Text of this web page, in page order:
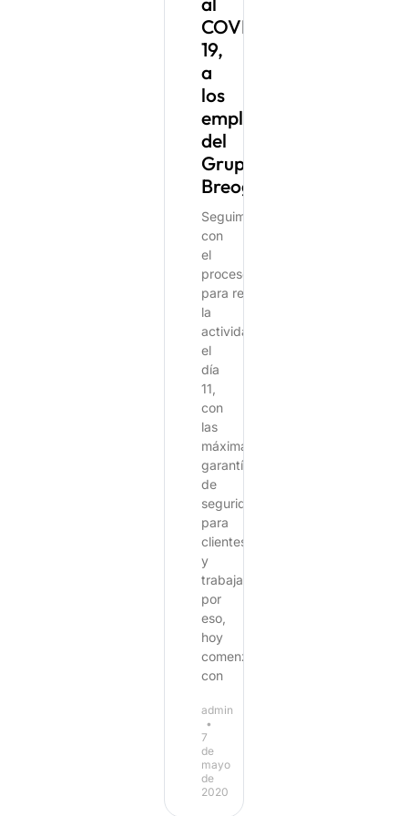
COVID-
19,
a
los
empleados
del
Grupo
Breogán
Seguimos
con
el
proceso
para reanudar
la
actividad
el
día
11,
con
las
máximas
garantías
de
seguridad
para
clientes
y
trabajadores
por
eso,
hoy
comenzamos
con
admin
7
de
mayo
de
2020